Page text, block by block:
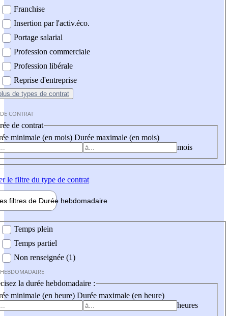
Franchise
Insertion par l'activ.éco.
Portage salarial
Profession commerciale
Profession libérale
Reprise d'entreprise
de types de contrat
CONTRAT
de contrat
minimale (en mois) Durée maximale (en mois)
mois
le filtre du type de contrat
filtres de Durée hebdomadaire
Temps plein
Temps partiel
Non renseignée (1)
la durée hebdomadaire :
minimale (en heure) Durée maximale (en heure)
heures